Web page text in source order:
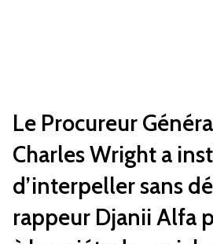
Le Procureur
Charles Wright a
d’interpeller sans
rappeur Djanii Alfa